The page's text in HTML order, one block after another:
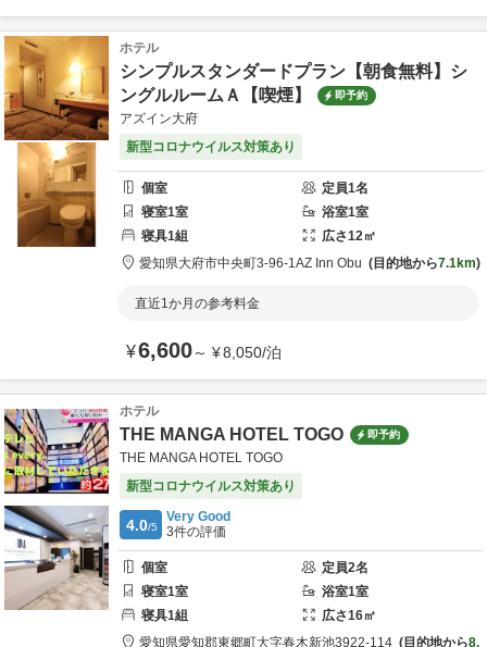
ホテル
シンプルスタンダードプラン【朝食無料】シ
ングルルームＡ【喫煙】
即予約
アズイン大府
新型コロナウイルス対策あり
個室 定員1名
寝室1室 浴室1室
寝具1組 広さ12㎡
愛知県大府市中央町3-96-1AZ Inn Obu 目的地から7.1km
直近1か月の参考料金
¥6,600～ ¥8,050/泊
ホテル
THE MANGA HOTEL TOGO 即予約
THE MANGA HOTEL TOGO
新型コロナウイルス対策あり
4.0/5
Very Good
3件の評価
個室 定員2名
寝室1室 浴室1室
寝具1組 広さ16㎡
愛知県愛知郡東郷町大字春木新池3922-114 目的地から8.